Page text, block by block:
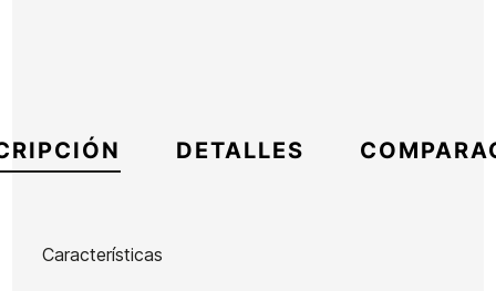
DETALLES
Características